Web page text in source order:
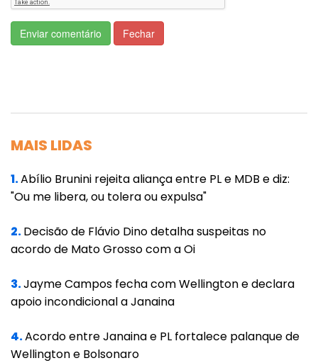
criminosa, exploração ilegal de matéria-
prima pertencente a União e delito contra o
anos, Maria
diversas
oposição ao
teve de sair
região de
Enviar comentário Fechar
MAIS LIDAS
1.Abílio Brunini rejeita aliança entre PL e MDB e diz:
"Ou me libera, ou tolera ou expulsa"
2.Decisão de Flávio Dino detalha suspeitas no
acordo de Mato Grosso com a Oi
3.Jayme Campos fecha com Wellington e declara
apoio incondicional a Janaina
4.Acordo entre Janaina e PL fortalece palanque de
Wellington e Bolsonaro